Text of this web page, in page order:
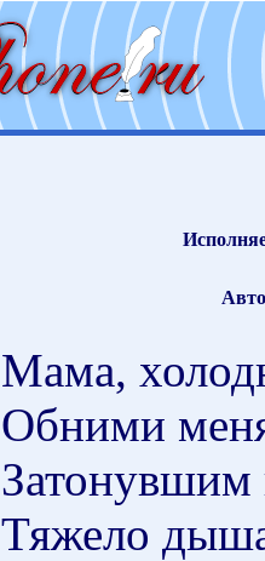
Мама,
Обними
Затонувшим
Тяжело